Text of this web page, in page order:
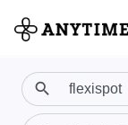
search